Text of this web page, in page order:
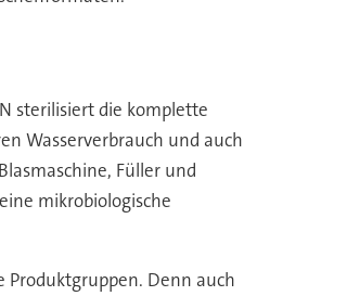
sterilisiert die komplette
Wasserverbrauch und auch
Füller und
mikrobiologische
Denn auch